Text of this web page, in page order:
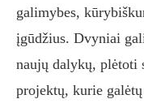
galimybes,
įgūdžius. Dvyniai
naujų dalykų, plėtoti
projektų, kurie